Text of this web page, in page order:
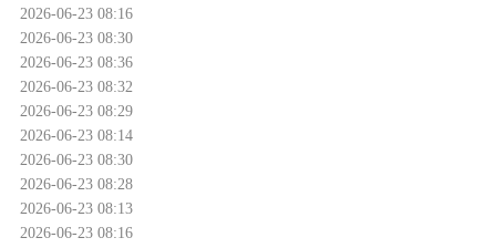
2026-06-23 08:16
2026-06-23 08:30
2026-06-23 08:36
2026-06-23 08:32
2026-06-23 08:29
2026-06-23 08:14
2026-06-23 08:30
2026-06-23 08:28
2026-06-23 08:13
2026-06-23 08:16